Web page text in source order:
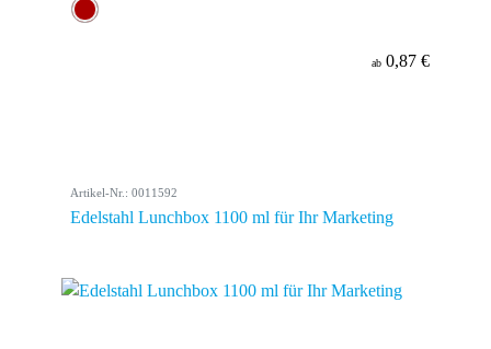
ab 0,87 €
Artikel-Nr.: 0011592
Edelstahl Lunchbox 1100 ml für Ihr Marketing